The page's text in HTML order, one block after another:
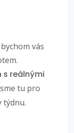
vás
s reálnými
tu pro
týdnu.